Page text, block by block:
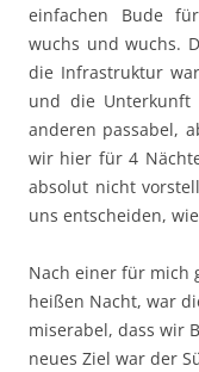
einfachen Bude
wuchs und wuchs.
die Infrastruktur
und die Unterkunft
anderen passabel,
wir hier für 4
absolut nicht
uns entscheiden,
Nach einer für mich
heißen Nacht, war
miserabel, dass wir
neues Ziel war der